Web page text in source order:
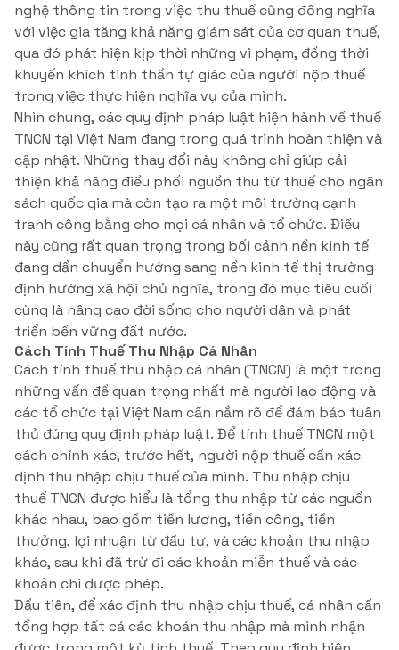
nghệ thông tin trong việc thu thuế cũng đồng nghĩa
với việc gia tăng khả năng giám sát của cơ quan thuế,
qua đó phát hiện kịp thời những vi phạm, đồng thời
khuyến khích tinh thần tự giác của người nộp thuế
trong việc thực hiện nghĩa vụ của mình.
Nhìn chung, các quy định pháp luật hiện hành về thuế
TNCN tại Việt Nam đang trong quá trình hoàn thiện và
cập nhật. Những thay đổi này không chỉ giúp cải
thiện khả năng điều phối nguồn thu từ thuế cho ngân
sách quốc gia mà còn tạo ra một môi trường cạnh
tranh công bằng cho mọi cá nhân và tổ chức. Điều
này cũng rất quan trọng trong bối cảnh nền kinh tế
đang dần chuyển hướng sang nền kinh tế thị trường
định hướng xã hội chủ nghĩa, trong đó mục tiêu cuối
cùng là nâng cao đời sống cho người dân và phát
triển bền vững đất nước.
Cách Tính Thuế Thu Nhập Cá Nhân
Cách tính thuế thu nhập cá nhân (TNCN) là một trong
những vấn đề quan trọng nhất mà người lao động và
các tổ chức tại Việt Nam cần nắm rõ để đảm bảo tuân
thủ đúng quy định pháp luật. Để tính thuế TNCN một
cách chính xác, trước hết, người nộp thuế cần xác
định thu nhập chịu thuế của mình. Thu nhập chịu
thuế TNCN được hiểu là tổng thu nhập từ các nguồn
khác nhau, bao gồm tiền lương, tiền công, tiền
thưởng, lợi nhuận từ đầu tư, và các khoản thu nhập
khác, sau khi đã trừ đi các khoản miễn thuế và các
khoản chi được phép.
Đầu tiên, để xác định thu nhập chịu thuế, cá nhân cần
tổng hợp tất cả các khoản thu nhập mà mình nhận